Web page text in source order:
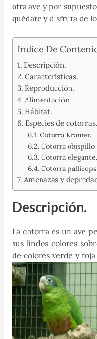
otra ave y por
quédate y disfruta de
Indice De
Descripción.
Características.
Reproducción.
Alimentación.
Hábitat.
Especies de cotorras.
Cotorra Kramer.
Cotorra obispillo
Cotorra elegante.
Cotorra
Amenazas y
Descripción.
La cotorra es un ave
sus lindos colores
de colores verde y roja